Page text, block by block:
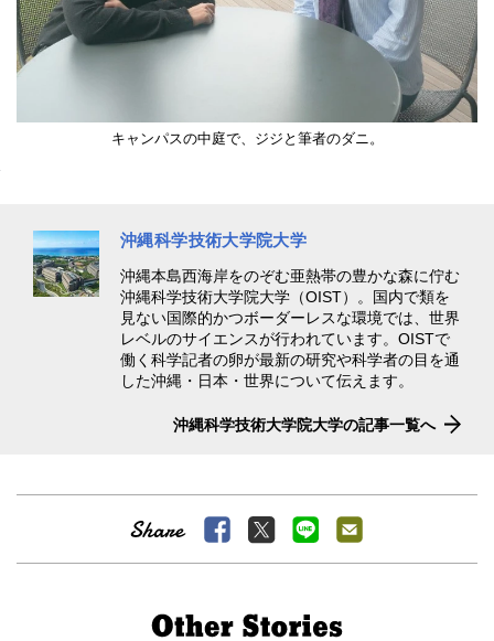
キャンパスの中庭で、ジジと筆者のダニ。
沖縄科学技術大学院大学
沖縄本島西海岸をのぞむ亜熱帯の豊かな森に佇む
沖縄科学技術大学院大学（OIST）。国内で類を
見ない国際的かつボーダーレスな環境では、世界
レベルのサイエンスが行われています。OISTで
働く科学記者の卵が最新の研究や科学者の目を通
した沖縄・日本・世界について伝えます。
沖縄科学技術大学院大学の記事一覧へ